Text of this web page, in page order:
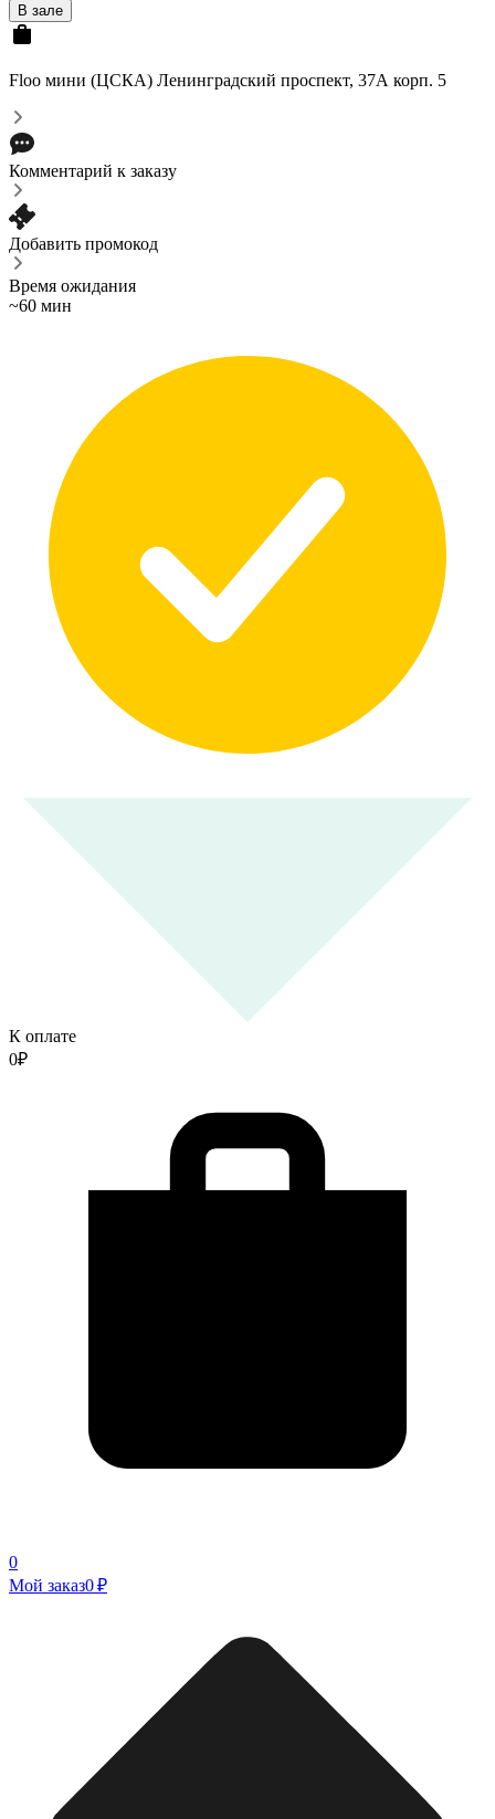
В зале
Floo мини (ЦСКА) Ленинградский проспект, 37А корп. 5
Комментарий к заказу
Добавить промокод
Время ожидания
~60 мин
К оплате
0₽
0
Мой заказ0 ₽